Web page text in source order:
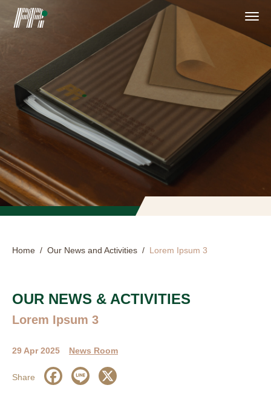
Home / Our News and Activities / Lorem Ipsum 3
OUR NEWS & ACTIVITIES
Lorem Ipsum 3
29 Apr 2025 News Room
Share